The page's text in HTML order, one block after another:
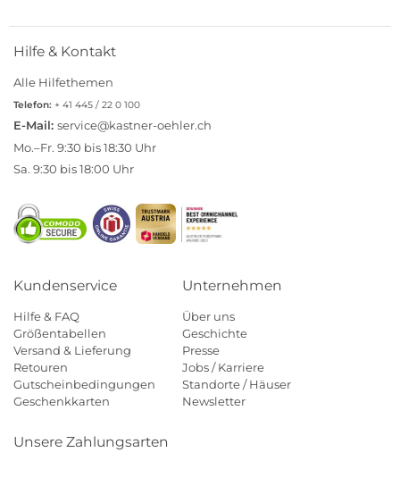
Hilfe & Kontakt
Alle Hilfethemen
Telefon: + 41 445 / 22 0 100
E-Mail: service@kastner-oehler.ch
Mo.–Fr. 9:30 bis 18:30 Uhr
Sa. 9:30 bis 18:00 Uhr
Kundenservice
Hilfe & FAQ
Größentabellen
Versand & Lieferung
Retouren
Gutscheinbedingungen
Geschenkkarten
Unternehmen
Über uns
Geschichte
Presse
Jobs / Karriere
Standorte / Häuser
Newsletter
Unsere Zahlungsarten